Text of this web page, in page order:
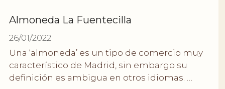
Almoneda La Fuentecilla
26/01/2022
Una ‘almoneda’ es un tipo de comercio muy
característico de Madrid, sin embargo su
definición es ambigua en otros idiomas. …